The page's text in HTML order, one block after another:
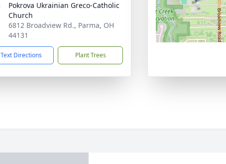
Pokrova Ukrainian Greco-Catholic
Church
6812 Broadview Rd., Parma, OH
44131
Text Directions Plant Trees